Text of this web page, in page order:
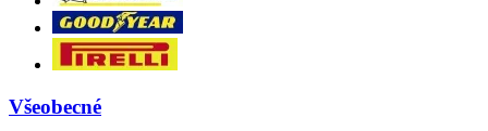
Všeobecné